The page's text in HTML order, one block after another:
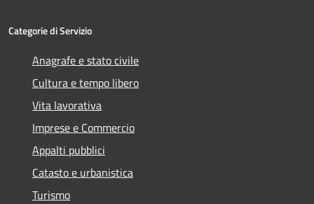
Categorie di Servizio
Anagrafe e stato civile
Cultura e tempo libero
Vita lavorativa
Imprese e Commercio
Appalti pubblici
Catasto e urbanistica
Turismo